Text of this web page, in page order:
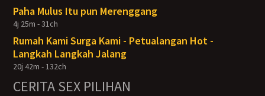
Paha Mulus Itu pun Merenggang
4j 25m - 31ch
Rumah Kami Surga Kami - Petualangan Hot -
Langkah Langkah Jalang
20j 42m - 132ch
CERITA SEX PILIHAN